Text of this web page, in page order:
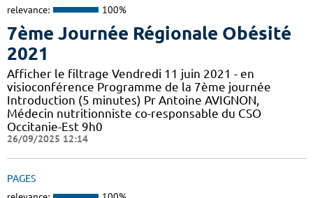
relevance: 100%
7ème Journée Régionale Obésité
2021
Afficher le filtrage Vendredi 11 juin 2021 - en
visioconférence Programme de la 7ème journée
Introduction (5 minutes) Pr Antoine AVIGNON,
Médecin nutritionniste co-responsable du CSO
Occitanie-Est 9h0
26/09/2025 12:14
PAGES